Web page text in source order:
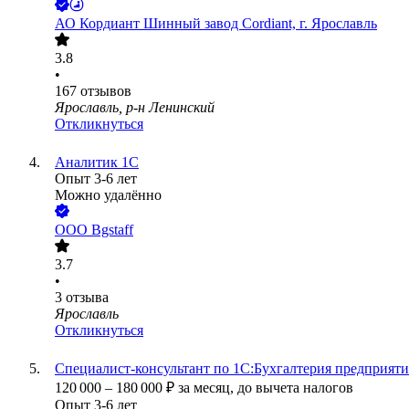
АО Кордиант Шинный завод Cordiant, г. Ярославль
3.8
•
167 отзывов
Ярославль, р-н Ленинский
Откликнуться
Аналитик 1С
Опыт 3-6 лет
Можно удалённо
ООО Bgstaff
3.7
•
3 отзыва
Ярославль
Откликнуться
Специалист-консультант по 1С:Бухгалтерия
120 000 – 180 000 ₽ за месяц, до вычета налогов
Опыт 3-6 лет